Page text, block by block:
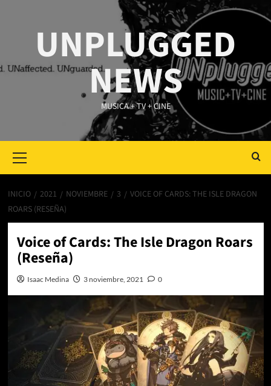
UNPLUGGED
NEWS
MUSICA + TV + CINE
Menu
INICIO 2021 NOVIEMBRE 3
VOICE OF CARDS: THE ISLE DRAGON
ROARS (RESEÑA)
Voice of Cards: The Isle Dragon Roars
(Reseña)
Isaac Medina 3 noviembre, 2021 0